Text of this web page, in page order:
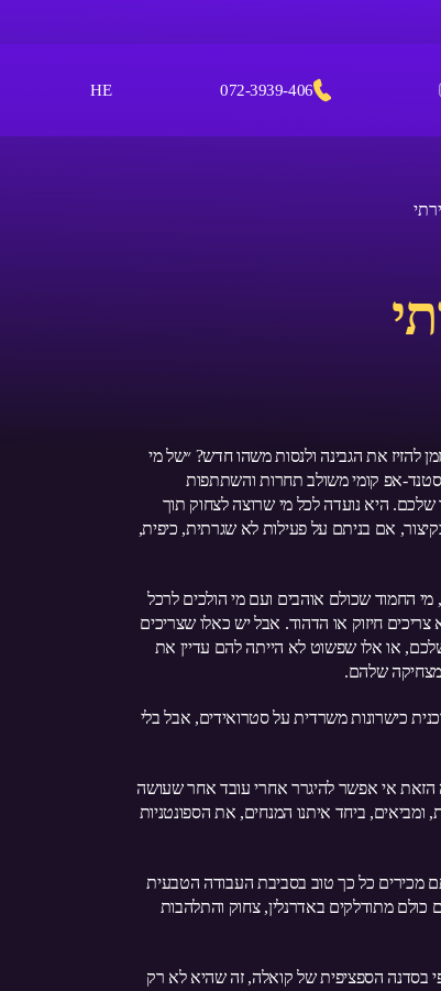
072-3939-406
HE
להזיז את הגבינה ולנסות משהו חדש? ״של מי
אפ קומי משולב תחרות והשתתפות
היא נועדה לכל מי שרוצה לצחוק תוך
אם בניתם על פעילות לא שגרתית, כיפית,
החמוד שכולם אוהבים ועם מי הולכים לרכל
חיזוק או הדהוד. אבל יש כאלו שצריכים
או אלו שפשוט לא הייתה להם עדיין את
שלהם.
כישרונות משרדית על סטרואידים, אבל בלי
הזאת אי אפשר להיגרר אחרי עובד אחר שעושה
ביחד איתנו המנחים, את הספונטניות
מכירים כל כך טוב בסביבת העבודה הטבעית
מתודלקים באדרנלין, צחוק והתלהבות
בסדנה הספציפית של קואלה, זה שהיא לא רק